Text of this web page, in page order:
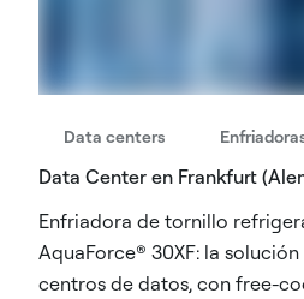
Data centers
Data Center en Frankfurt
Enfriadora de tornillo
AquaForce® 30XF: la
centros de datos, con free-